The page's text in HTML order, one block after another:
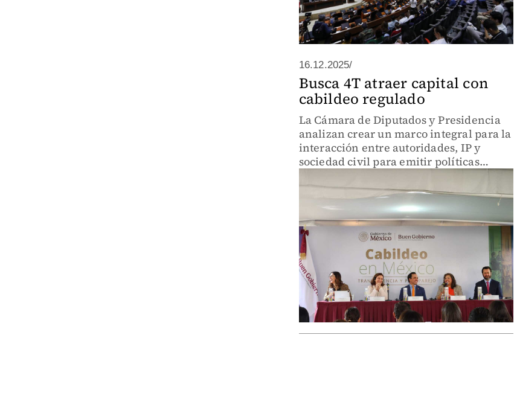
16.12.2025/
Busca 4T atraer capital con
cabildeo regulado
La Cámara de Diputados y Presidencia
analizan crear un marco integral para la
interacción entre autoridades, IP y
sociedad civil para emitir políticas